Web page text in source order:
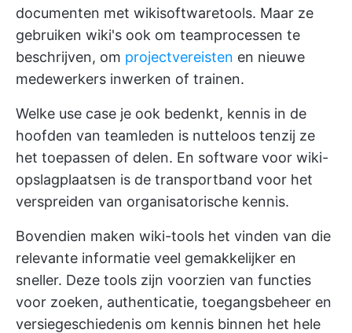
documenten met wikisoftwaretools. Maar ze
gebruiken wiki's ook om teamprocessen te
beschrijven, om projectvereisten en nieuwe
medewerkers inwerken of trainen.
Welke use case je ook bedenkt, kennis in de
hoofden van teamleden is nutteloos tenzij ze
het toepassen of delen. En software voor wiki-
opslagplaatsen is de transportband voor het
verspreiden van organisatorische kennis.
Bovendien maken wiki-tools het vinden van die
relevante informatie veel gemakkelijker en
sneller. Deze tools zijn voorzien van functies
voor zoeken, authenticatie, toegangsbeheer en
versiegeschiedenis om kennis binnen het hele